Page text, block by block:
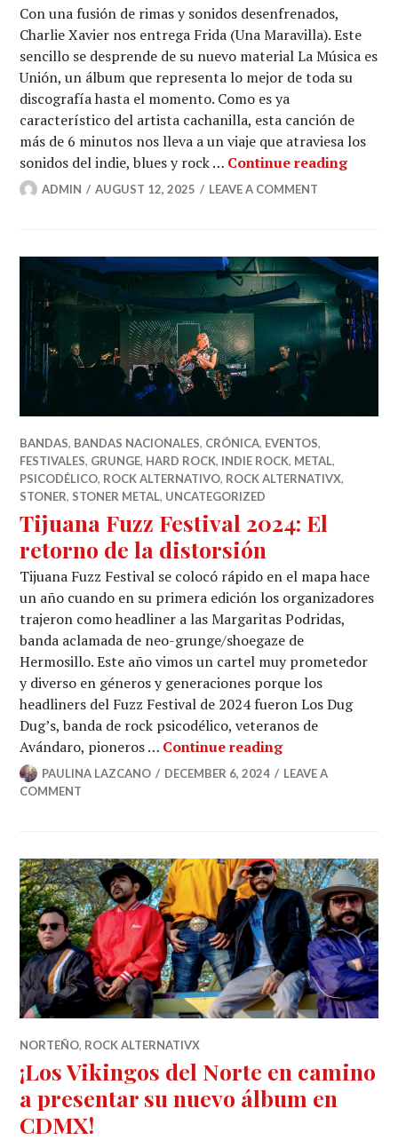
Con una fusión de rimas y sonidos desenfrenados,
Charlie Xavier nos entrega Frida (Una Maravilla). Este
sencillo se desprende de su nuevo material La Música es
Unión, un álbum que representa lo mejor de toda su
discografía hasta el momento. Como es ya
característico del artista cachanilla, esta canción de
más de 6 minutos nos lleva a un viaje que atraviesa los
sonidos del indie, blues y rock … Continue readingFrida
ADMIN AUGUST 12, 2025 LEAVE A COMMENT
BANDAS, BANDAS NACIONALES, CRÓNICA, EVENTOS,
FESTIVALES, GRUNGE, HARD ROCK, INDIE ROCK, METAL,
PSICODÉLICO, ROCK ALTERNATIVO, ROCK ALTERNATIVX,
STONER, STONER METAL, UNCATEGORIZED
Tijuana Fuzz Festival 2024: El
retorno de la distorsión
Tijuana Fuzz Festival se colocó rápido en el mapa hace
un año cuando en su primera edición los organizadores
trajeron como headliner a las Margaritas Podridas,
banda aclamada de neo-grunge/shoegaze de
Hermosillo. Este año vimos un cartel muy prometedor
y diverso en géneros y generaciones porque los
headliners del Fuzz Festival de 2024 fueron Los Dug
Dug’s, banda de rock psicodélico, veteranos de
Avándaro, pioneros … Continue readingTijuana Fuzz
PAULINA LAZCANO DECEMBER 6, 2024
LEAVE A
COMMENT
NORTEÑO, ROCK ALTERNATIVX
¡Los Vikingos del Norte en camino
a presentar su nuevo álbum en
CDMX!